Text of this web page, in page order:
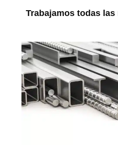
Trabajamos todas